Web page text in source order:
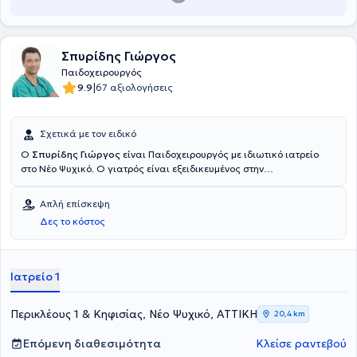
Σπυρίδης Γιώργος
Παιδοχειρουργός
9.9|67 αξιολογήσεις
Σχετικά με τον ειδικό
Ο Σπυρίδης Γιώργος είναι Παιδοχειρουργός με ιδιωτικό ιατρείο
στο Νέο Ψυχικό. Ο γιατρός είναι εξειδικευμένος στην
είναι εκπαιδευτής επείγουσας ιατρικής για παιδιά, Advanced
Pediatric Life Support. Έχει σημαντική εργασιακή εμπειρία και
σήμερα είναι Διευθυντής της Γ’ Παιδοχειρουργικής Κλινικής και
Παιδοχειρουργικής Ογκολογίας στο Νοσοκομείο Πάιδων "Μητέρα".
βουβωνοκήλη, κρυψορχία, ομφαλοκήλη, υδροκήλη και φίμωση
πέους και παρέχει εξειδικευμένες υπηρεσίες.
Απλή επίσκεψη
Δες το κόστος
Ιατρείο 1
Περικλέους 1 & Κηφισίας, Νέο Ψυχικό, ΑΤΤΙΚΗ 20,4 km
Επόμενη διαθεσιμότητα Κλείσε ραντεβού